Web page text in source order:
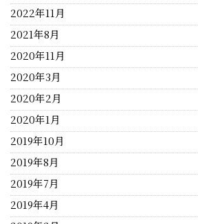
2022年11月
2021年8月
2020年11月
2020年3月
2020年2月
2020年1月
2019年10月
2019年8月
2019年7月
2019年4月